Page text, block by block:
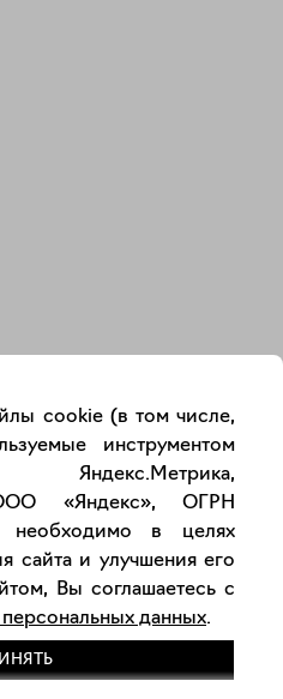
cookie (в том числе,
инструментом
«Яндекс», ОГРН
необходимо в целях
сайта и улучшения его
Вы соглашаетесь с
данных.